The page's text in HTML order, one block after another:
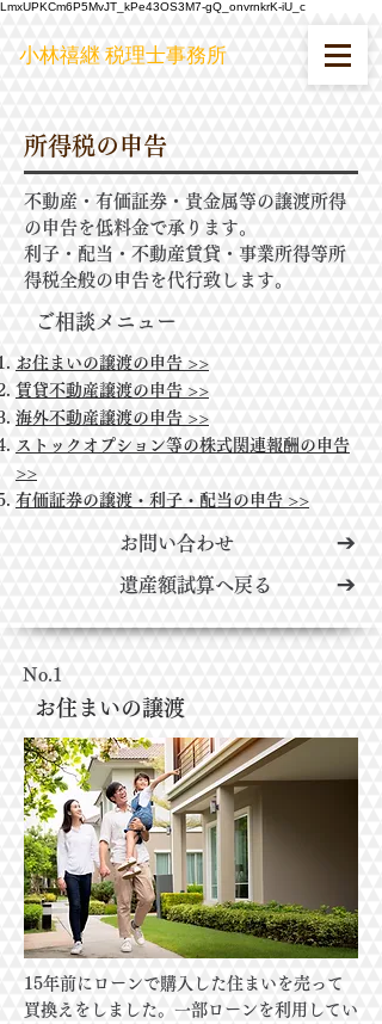
LmxUPKCm6P5MvJT_kPe43OS3M7-gQ_onvrnkrK-iU_c
小林禧継 税理士事務所
所得税の申告
不動産・有価証券・貴金属等の譲渡所得
の申告を低料金で承ります。
利子・配当・不動産賃貸・事業所得等所
得税全般の申告を代行致します。
ご相談メニュー
お住まいの譲渡の申告 >>
賃貸不動産譲渡の申告 >>
海外不動産譲渡の申告 >>
ストックオプション等の株式関連報酬の申告
>>
有価証券の譲渡・利子・配当の申告 >>
お問い合わせ
遺産額試算へ戻る
No.1
お住まいの譲渡
15年前にローンで購入した住まいを売って
買換えをしました。一部ローンを利用してい